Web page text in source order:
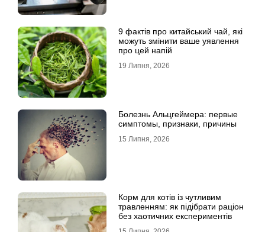
9 фактів про китайський чай, які
можуть змінити ваше уявлення
про цей напій
19 Липня, 2026
Болезнь Альцгеймера: первые
симптомы, признаки, причины
15 Липня, 2026
Корм для котів із чутливим
травленням: як підібрати раціон
без хаотичних експериментів